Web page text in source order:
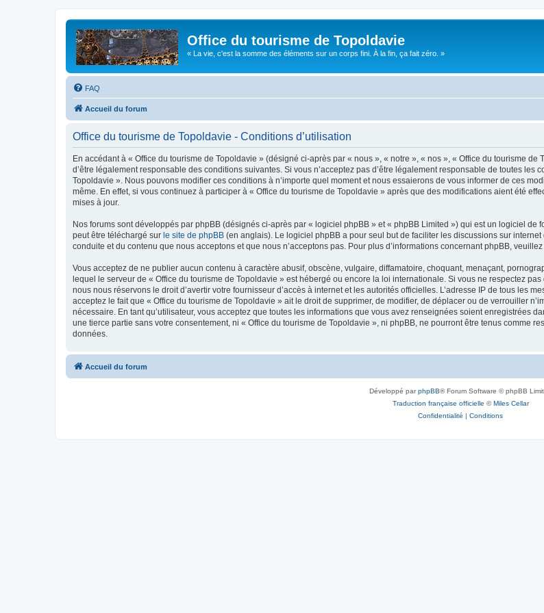
Office du tourisme de Topoldavie
« La vie, c'est la somme des éléments sur un corps fini. À la fin, ça fait zéro. »
FAQ
Accueil du forum
Office du tourisme de Topoldavie - Conditions d’utilisation
En accédant à « Office du tourisme de Topoldavie » (désigné ci-après par « nous », « notre », « nos », « Office du tourisme
d’être légalement responsable des conditions suivantes. Si vous n’acceptez pas d’être légalement responsable de toutes
Topoldavie ». Nous pouvons modifier ces conditions à n’importe quel moment et nous essaierons de vous informer de ces
même. En effet, si vous continuez à participer à « Office du tourisme de Topoldavie » après que des modifications aient été
mises à jour.
Nos forums sont développés par phpBB (désignés ci-après par « logiciel phpBB » et « phpBB Limited ») qui est un logiciel de
peut être téléchargé sur le site de phpBB (en anglais). Le logiciel phpBB a pour seul but de faciliter les discussions sur
conduite et du contenu que nous acceptons et que nous n’acceptons pas. Pour plus d’informations concernant phpBB,
Vous acceptez de ne publier aucun contenu à caractère abusif, obscène, vulgaire, diffamatoire, choquant, menaçant,
lequel le serveur de « Office du tourisme de Topoldavie » est hébergé ou encore la loi internationale. Si vous ne respectez
nous nous réservons le droit d’avertir votre fournisseur d’accès à internet et les autorités officielles. L’adresse IP de tous les
acceptez le fait que « Office du tourisme de Topoldavie » ait le droit de supprimer, de modifier, de déplacer ou de verrouiller
nécessaire. En tant qu’utilisateur, vous acceptez que toutes les informations que vous avez renseignées soient enregistrées
une tierce partie sans votre consentement, ni « Office du tourisme de Topoldavie », ni phpBB, ne pourront être tenus comme
données.
Accueil du forum
Développé parphpBB® Forum Software © phpBB
Traduction française officielle ©Miles Cellar
Confidentialité | Conditions